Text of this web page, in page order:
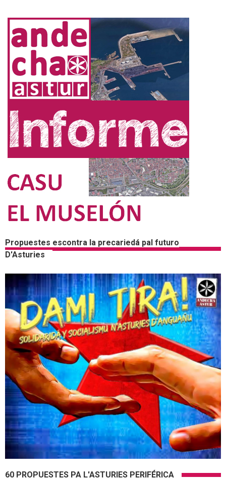
Propuestes escontra la precariedá pal futuro
D'Asturies
60 PROPUESTES PA L'ASTURIES PERIFÉRICA